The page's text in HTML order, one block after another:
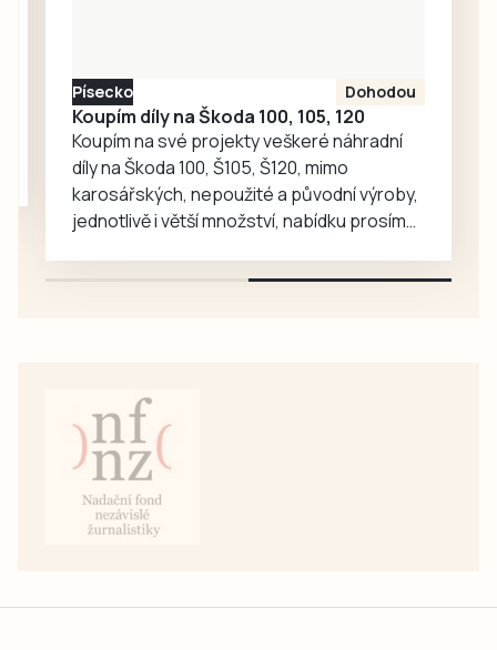
více než tři miliony
korun.
Písecko Dohodou
Koupím díly na Škoda 100, 105, 120
Koupím na své projekty veškeré náhradní
díly na Škoda 100, Š105, Š120, mimo
karosářských, nepoužité a původní výroby,
jednotlivě i větší množství, nabídku prosím